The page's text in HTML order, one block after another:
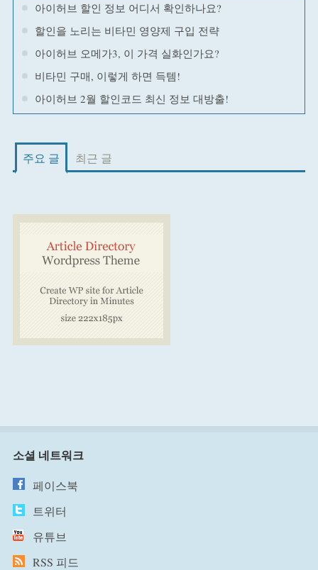
아이허브 할인 정보 어디서 확인하나요?
할인을 노리는 비타민 영양제 구입 전략
아이허브 오메가3, 이 가격 실화인가요?
비타민 구매, 이렇게 하면 득템!
아이허브 2월 할인코드 최신 정보 대방출!
주요 글 최근 글
소셜 네트워크
페이스북
트위터
유튜브
RSS 피드